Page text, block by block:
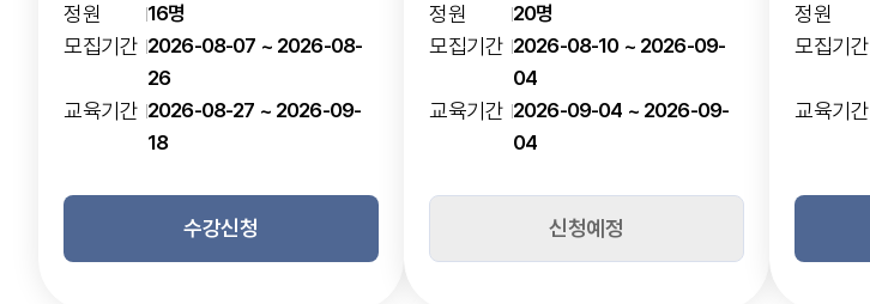
정원 16명
모집기간 2026-08-07 ~ 2026-08-
26
교육기간 2026-08-27 ~ 2026-09-
18
수강신청
정원 20명
모집기간 2026-08-10 ~ 2026-09-
04
교육기간 2026-09-04 ~ 2026-09-
04
신청예정
정원
모집기간
교육기간